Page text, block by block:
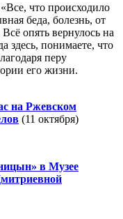
«Все, что происходило
беда, болезнь, от
опять вернулось на
здесь, понимаете, что
перу
его жизни.
на Ржевском
(11 октября)
в Музее